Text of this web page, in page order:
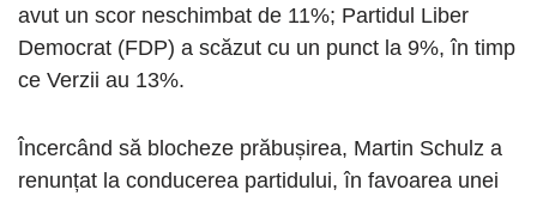
avut un scor neschimbat de 11%; Partidul Liber
Democrat (FDP) a scăzut cu un punct la 9%, în timp
ce Verzii au 13%.
Încercând să blocheze prăbușirea, Martin Schulz a
renunțat la conducerea partidului, în favoarea unei